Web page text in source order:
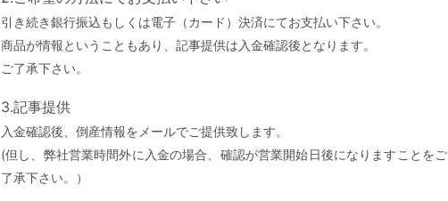
引き続き銀行振込もしくは電子（カード）決済にてお支払い下さい。
商品が情報ということもあり、記事提供は入金確認後となります。
ご了承下さい。
3.記事提供
入金確認後、倒産情報をメールでご提供致します。
(但し、弊社営業時間外に入金の場合、確認が営業開始日後になりますことをご
了承下さい。）